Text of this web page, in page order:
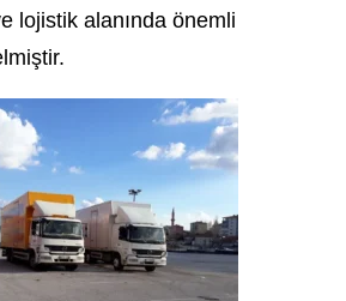
lojistik alanında önemli